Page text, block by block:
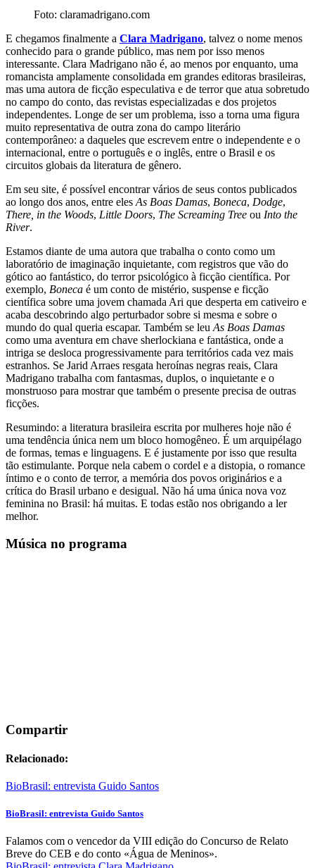
Foto: claramadrigano.com
E chegamos finalmente a Clara Madrigano, talvez o nome menos
conhecido para o grande público, mas nem por isso menos
interessante. Clara Madrigano não é, ao menos por enquanto, uma
romancista amplamente consolidada em grandes editoras brasileiras,
mas uma autora de ficção especulativa e de terror que atua sobretudo
no campo do conto, das revistas especializadas e dos projetos
independentes. Longe de ser um problema, isso a torna uma figura
muito representativa de outra zona do campo literário
contemporâneo: a daqueles que escrevem entre o independente e o
internacional, entre o português e o inglês, entre o Brasil e os
circuitos globais da literatura de gênero.
Em seu site, é possível encontrar vários de seus contos publicados
ao longo dos anos, entre elesAs Boas Damas, Boneca, Dodge,
There, in the Woods, Little Doors, The Screaming Tree ou Into the
River.
Estamos diante de uma autora que trabalha o conto como um
laboratório de imaginação inquietante, com registros que vão do
gótico ao fantástico, do terror psicológico à ficção científica. Por
exemplo, Boneca é um conto de mistério, suspense e ficção
científica sobre uma jovem chamada Ari que desperta em cativeiro e
acaba descobrindo algo perturbador sobre si mesma e sobre o
mundo do qual queria escapar. Também se leuAs Boas Damas
como uma aventura em chave sherlockiana e fantástica, onde a
intriga se desloca progressivamente para territórios cada vez mais
estranhos. Se Jarid Arraes resgata heroínas negras reais, Clara
Madrigano trabalha com fantasmas, duplos, o inquietante e o
monstruoso para mostrar que também o presente precisa de outras
ficções.
Resumindo: a literatura brasileira escrita por mulheres hoje não é
uma tendência única nem um bloco homogêneo. É um arquipélago
de formas, temas e linguagens. E é justamente por isso que resulta
tão estimulante. Porque nela cabem o cordel e a distopia, o romance
íntimo e o conto de terror, a memória dos povos originários e a
crítica do Brasil urbano e desigual. Não há uma única nova voz
feminina no Brasil: há muitas. E todas estão nos obrigando a ler
melhor.
Música no programa
Compartir
Relacionado:
BioBrasil: entrevista Guido Santos
BioBrasil: entrevista Guido Santos
Falamos com o vencedor da VIII edição do Concurso de Relato
Breve do CEB e do conto «Água de Meninos».